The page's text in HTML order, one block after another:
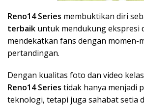
Reno14 Series membuktikan diri
terbaik untuk mendukung ekspresi
mendekatkan fans dengan momen-
pertandingan.
Dengan kualitas foto dan video
Reno14 Series tidak hanya menjadi
teknologi, tetapi juga sahabat setia